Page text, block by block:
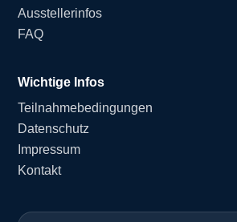
Ausstellerinfos
FAQ
Wichtige Infos
Teilnahmebedingungen
Datenschutz
Impressum
Kontakt